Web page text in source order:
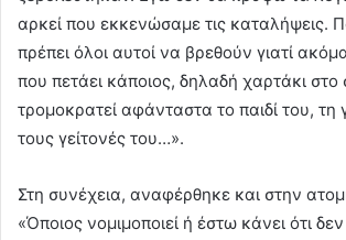
αρκεί που εκκενώσαμε τις καταλήψεις.
πρέπει όλοι αυτοί να βρεθούν γιατί
που πετάει κάποιος, δηλαδή χαρτάκι στο
τρομοκρατεί αφάνταστα το παιδί του, τη
τους γείτονές του…».
Στη συνέχεια, αναφέρθηκε και στην
«Όποιος νομιμοποιεί ή έστω κάνει ότι